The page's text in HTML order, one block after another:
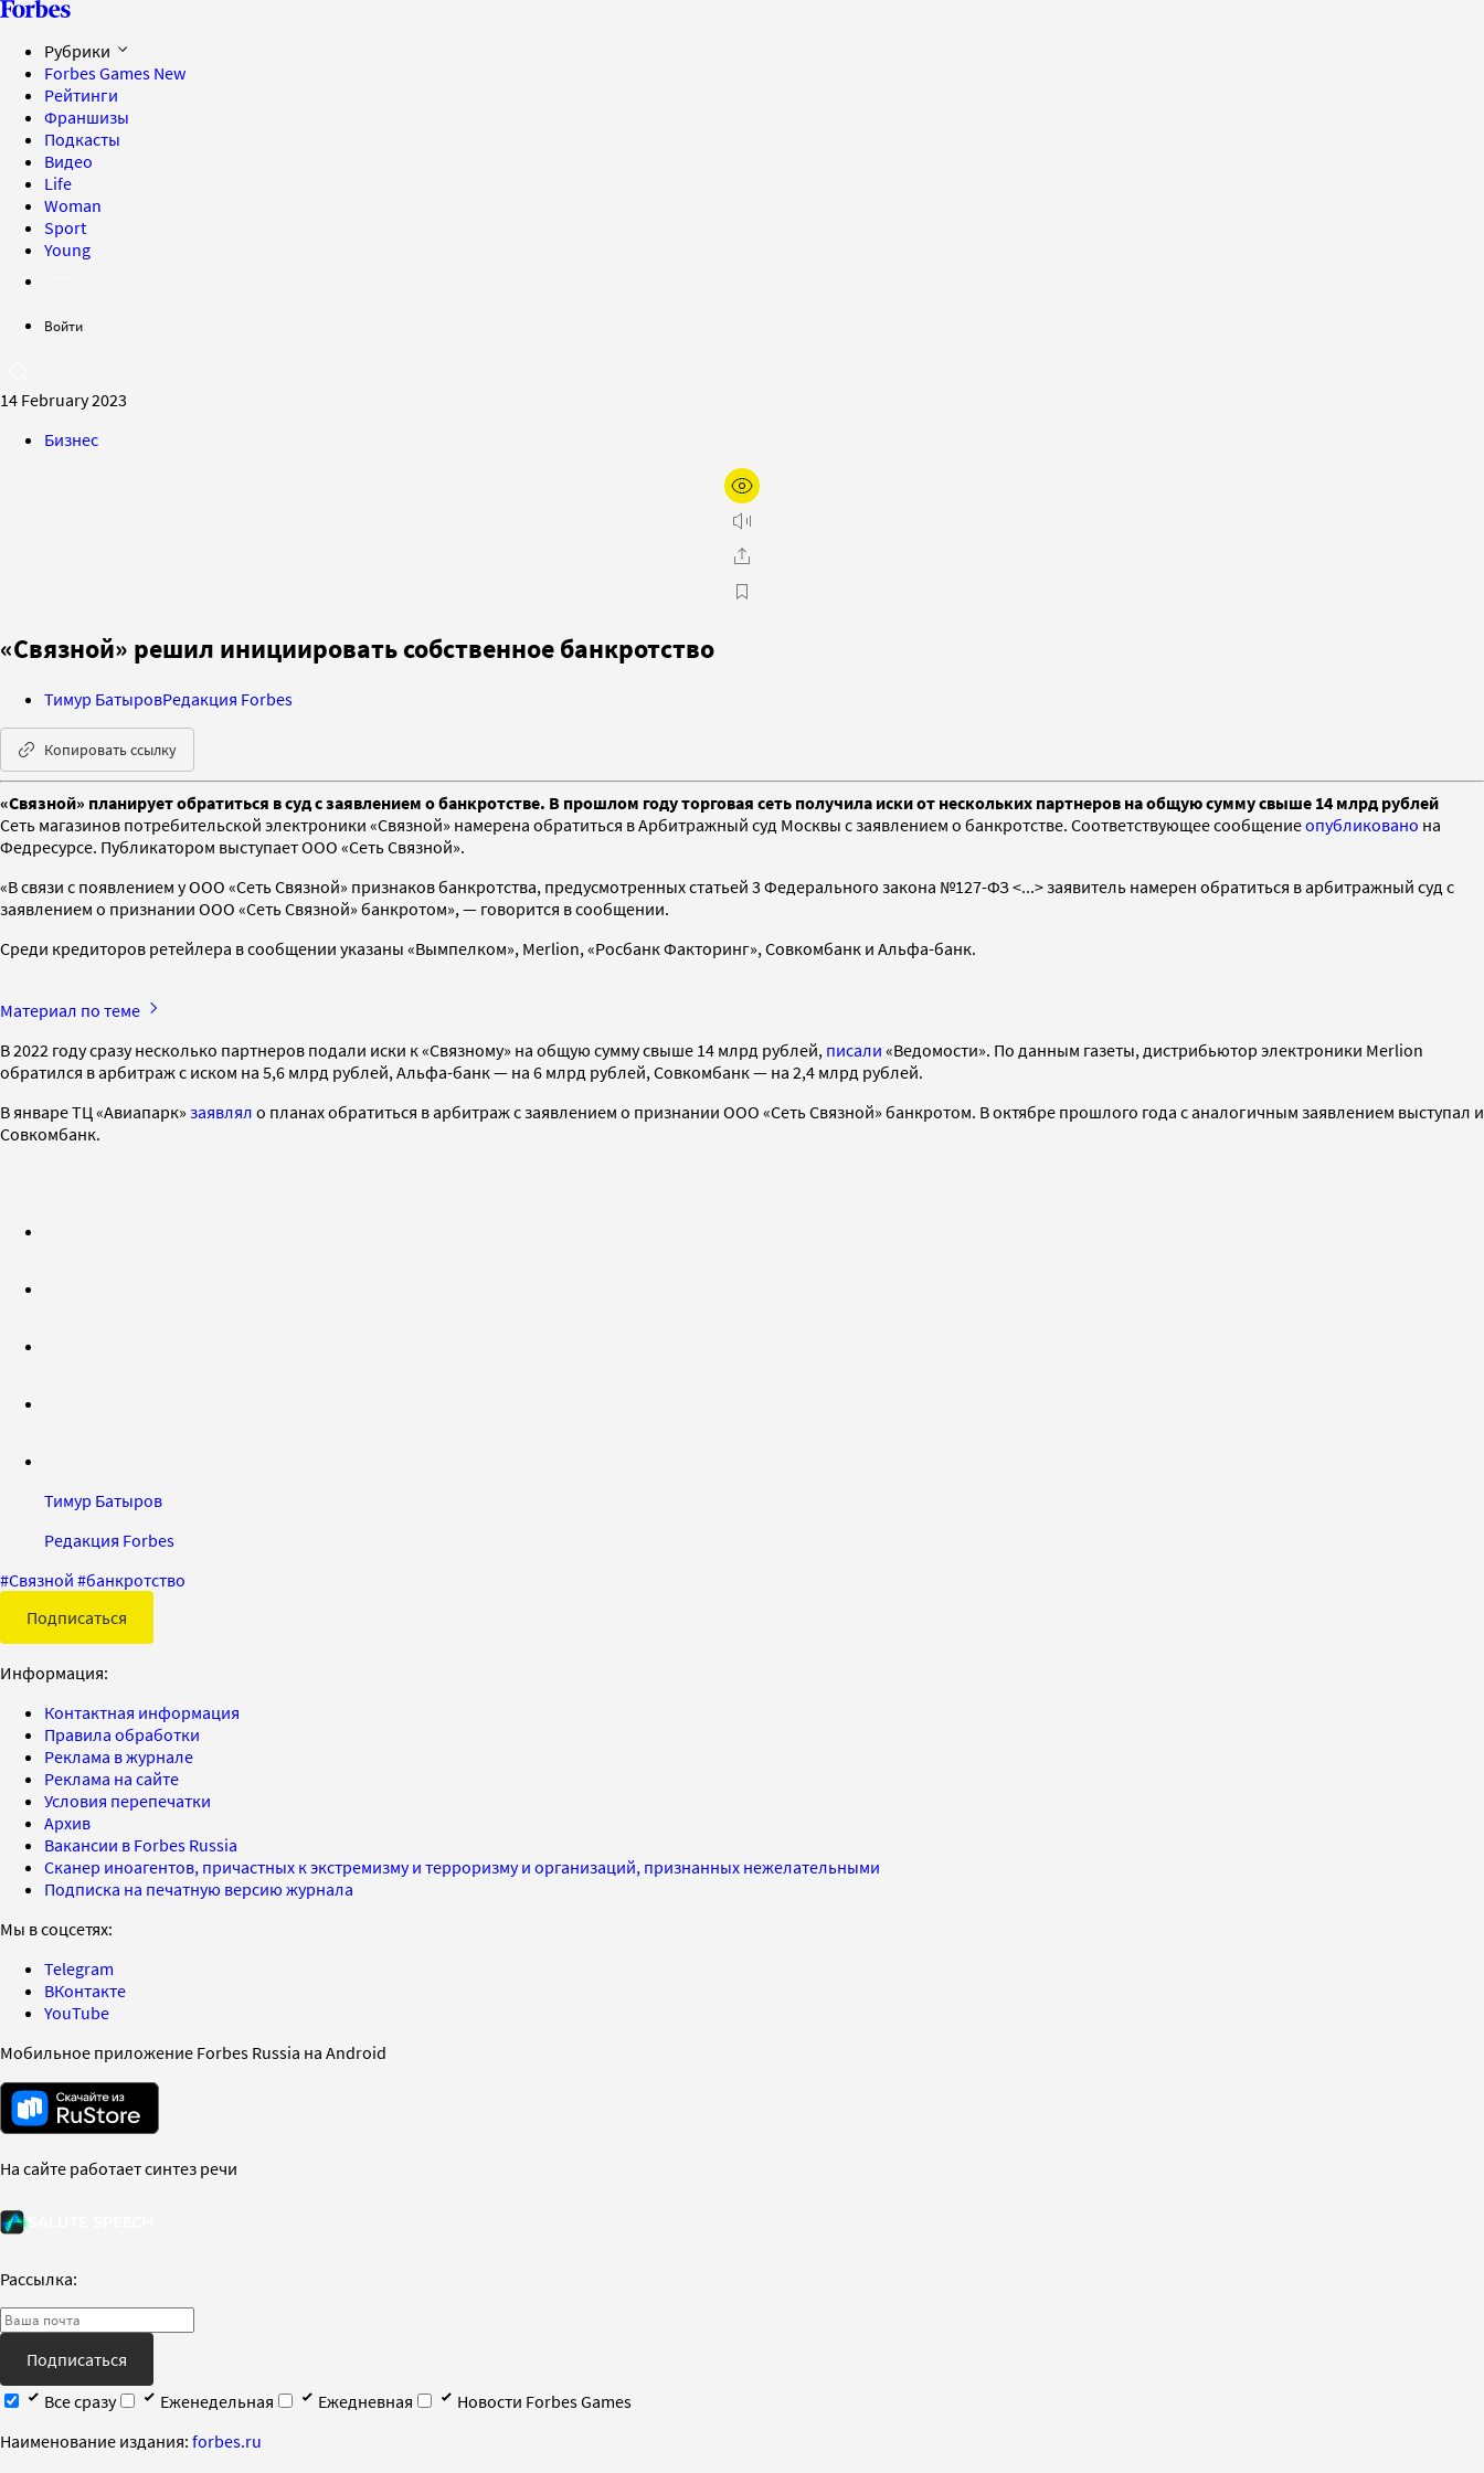
Рубрики
Forbes Games New
Рейтинги
Франшизы
Подкасты
Видео
Life
Woman
Sport
Young
Войти
14 February 2023
Бизнес
«Связной» решил инициировать собственное банкротство
Тимур БатыровРедакция Forbes
Копировать ссылку
«Связной» планирует обратиться в суд с заявлением о банкротстве. В прошлом году торговая сеть получила иски от нескольких партнеров на общую сумму свыше 14 млрд рублей
Сеть магазинов потребительской электроники «Связной» намерена обратиться в Арбитражный суд Москвы с заявлением о банкротстве. Соответствующее сообщениеопубликовано на
Федресурсе. Публикатором выступает ООО «Сеть Связной».
«В связи с появлением у ООО «Сеть Связной» признаков банкротства, предусмотренных статьей 3 Федерального закона №127-ФЗ <...> заявитель намерен обратиться в арбитражный суд с
заявлением о признании ООО «Сеть Связной» банкротом», — говорится в сообщении.
Среди кредиторов ретейлера в сообщении указаны «Вымпелком», Merlion, «Росбанк Факторинг», Совкомбанк и Альфа-банк.
Материал по теме
В 2022 году сразу несколько партнеров подали иски к «Связному» на общую сумму свыше 14 млрд рублей, писали «Ведомости». По данным газеты, дистрибьютор электроники Merlion
обратился в арбитраж с иском на 5,6 млрд рублей, Альфа-банк — на 6 млрд рублей, Совкомбанк — на 2,4 млрд рублей.
В январе ТЦ «Авиапарк» заявлял о планах обратиться в арбитраж с заявлением о признании ООО «Сеть Связной» банкротом. В октябре прошлого года с аналогичным заявлением выступал и
Совкомбанк.
Тимур Батыров
Редакция Forbes
#Связной #банкротство
Подписаться
Информация:
Контактная информация
Правила обработки
Реклама в журнале
Реклама на сайте
Условия перепечатки
Архив
Вакансии в Forbes Russia
Сканер иноагентов, причастных к экстремизму и терроризму и организаций, признанных нежелательными
Подписка на печатную версию журнала
Мы в соцсетях:
Telegram
ВКонтакте
YouTube
Мобильное приложение Forbes Russia на Android
На сайте работает синтез речи
Рассылка:
Подписаться
Все сразу
Еженедельная Ежедневная
Новости Forbes Games
Наименование издания: forbes.ru